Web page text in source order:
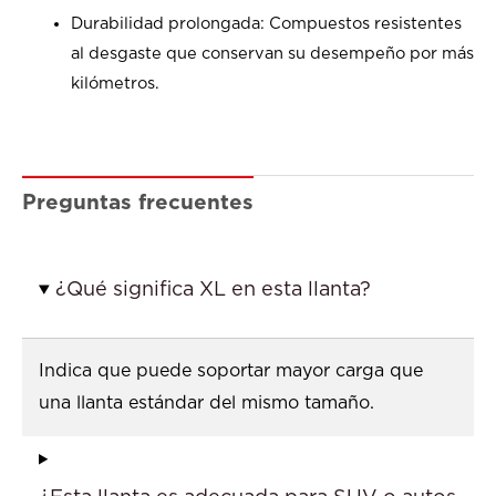
Durabilidad prolongada: Compuestos resistentes
al desgaste que conservan su desempeño por más
kilómetros.
Preguntas frecuentes
¿Qué significa XL en esta llanta?
Indica que puede soportar mayor carga que
una llanta estándar del mismo tamaño.